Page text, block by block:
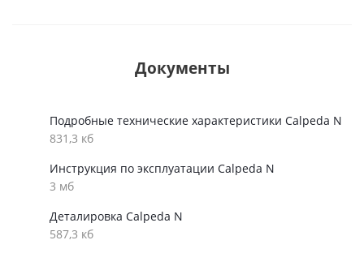
Документы
Подробные технические характеристики Calpeda N
831,3 кб
Инструкция по эксплуатации Calpeda N
3 мб
Деталировка Calpeda N
587,3 кб